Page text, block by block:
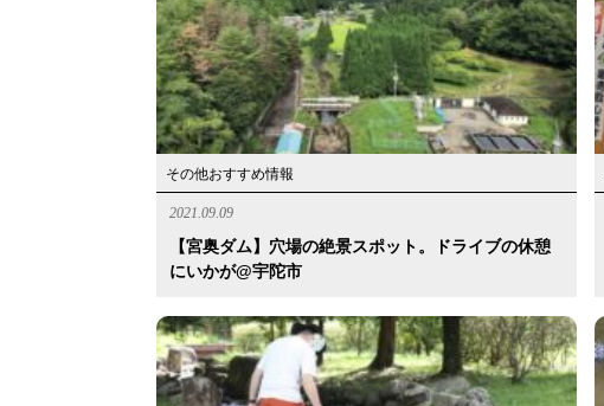
その他おすすめ情報
2021.09.09
【宮奥ダム】穴場の絶景スポット。ドライブの休憩
にいかが@宇陀市